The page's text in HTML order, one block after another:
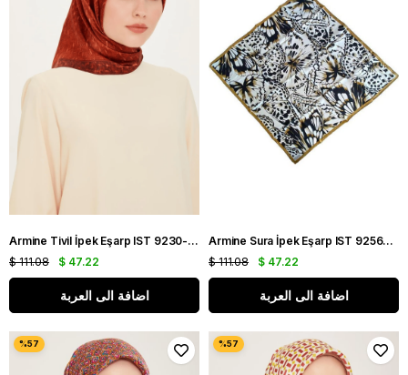
Armine Tivil İpek Eşarp IST 9230-83 Kiremit Karışık Desen
$ 47.22
$ 111.08
اضافة الى العربة
Armine Sura İpek Eşarp IST 9256-31 Sarı Karışık Desen
$ 47.22
$ 111.08
اضافة الى العربة